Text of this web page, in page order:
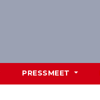
PRESSMEET